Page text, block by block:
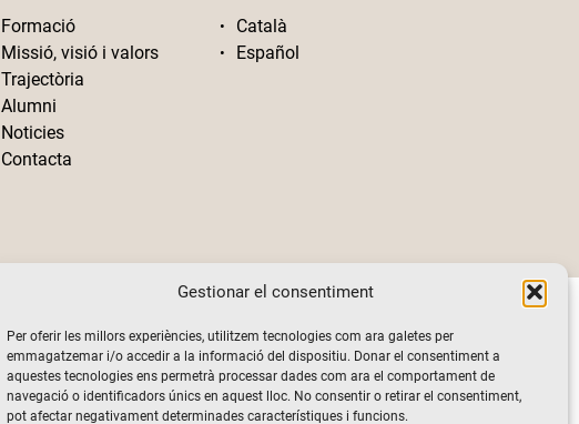
Gestionar el consentiment
Per oferir les millors experiències, utilitzem tecnologies com ara galetes per
emmagatzemar i/o accedir a la informació del dispositiu. Donar el consentiment a
aquestes tecnologies ens permetrà processar dades com ara el comportament de
navegació o identificadors únics en aquest lloc. No consentir o retirar el consentiment,
pot afectar negativament determinades característiques i funcions.
Formació
Missió, visió i valors
Trajectòria
Alumni
Noticies
Contacta
Català
Español